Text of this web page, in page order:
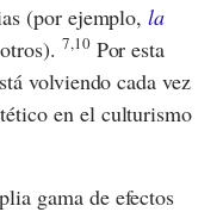
(por ejemplo,la
7,10Por esta
volviendo cada vez
en el culturismo
gama de efectos